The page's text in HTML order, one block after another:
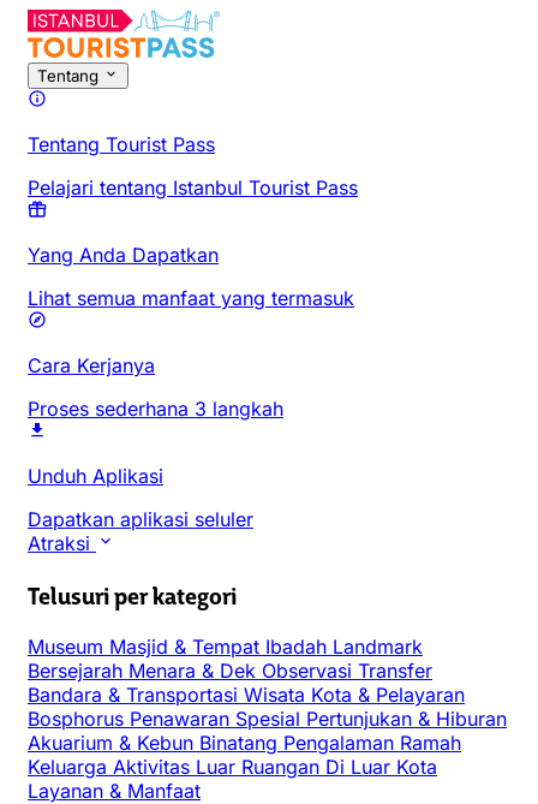
Tentang
Tentang Tourist Pass
Pelajari tentang Istanbul Tourist Pass
Yang Anda Dapatkan
Lihat semua manfaat yang termasuk
Cara Kerjanya
Proses sederhana 3 langkah
Unduh Aplikasi
Dapatkan aplikasi seluler
Atraksi
Telusuri per kategori
Museum Masjid & Tempat Ibadah Landmark
Bersejarah Menara & Dek Observasi Transfer
Bandara & Transportasi Wisata Kota & Pelayaran
Bosphorus Penawaran Spesial Pertunjukan & Hiburan
Akuarium & Kebun Binatang Pengalaman Ramah
Keluarga Aktivitas Luar Ruangan Di Luar Kota
Layanan & Manfaat